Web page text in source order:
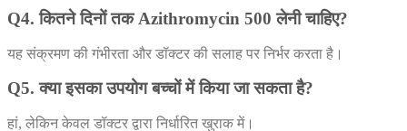
Q4. कितने दिनों तक Azithromycin 500 लेनी चाहिए?
यह संक्रमण की गंभीरता और डॉक्टर की सलाह पर निर्भर करता है।
Q5. क्या इसका उपयोग बच्चों में किया जा सकता है?
हां, लेकिन केवल डॉक्टर द्वारा निर्धारित खुराक में।